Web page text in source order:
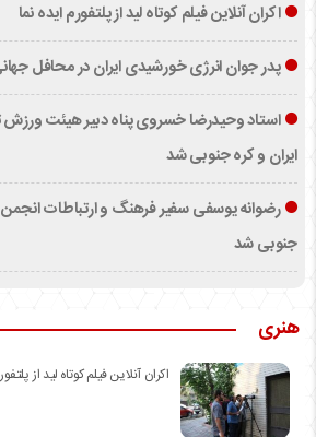
اکران آنلاین فیلم کوتاه لید از پلتفورم ایده نما
پدر جوان انرژی خورشیدی ایران در محافل
استاد وحیدرضا خسروی پناه دبیر هیئت
ایران و کره جنوبی شد
رضوانه یوسفی سفیر فرهنگ و ارتباطات
جنوبی شد
هنری
اکران آنلاین فیلم کوتاه لید از